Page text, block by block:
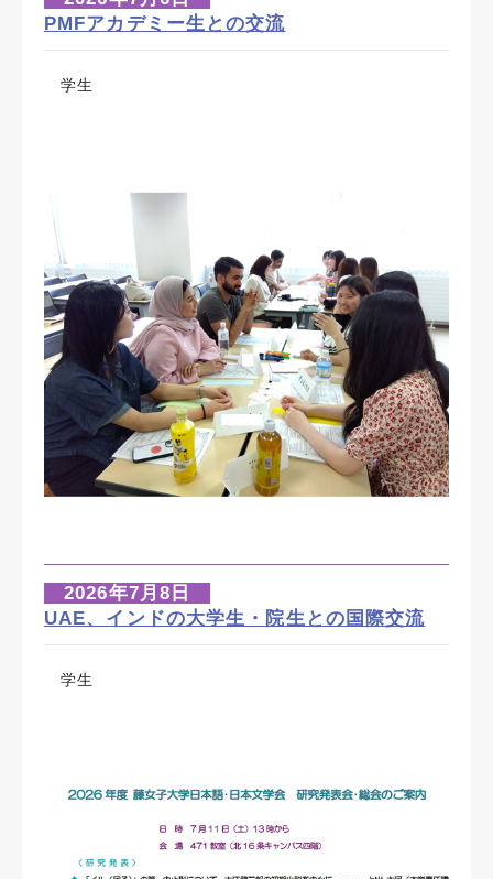
PMFアカデミー生との交流
学生
2026年7月8 日
UAE、インドの大学生・院生との国際交流
学生